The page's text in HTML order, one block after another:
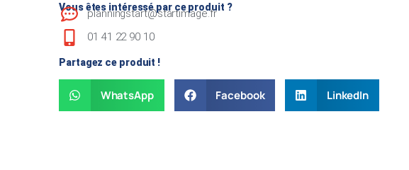
Vous êtes intéressé par ce produit ?
planningstart@startimage.fr
01 41 22 90 10
Partagez ce produit !
WhatsApp Facebook LinkedIn